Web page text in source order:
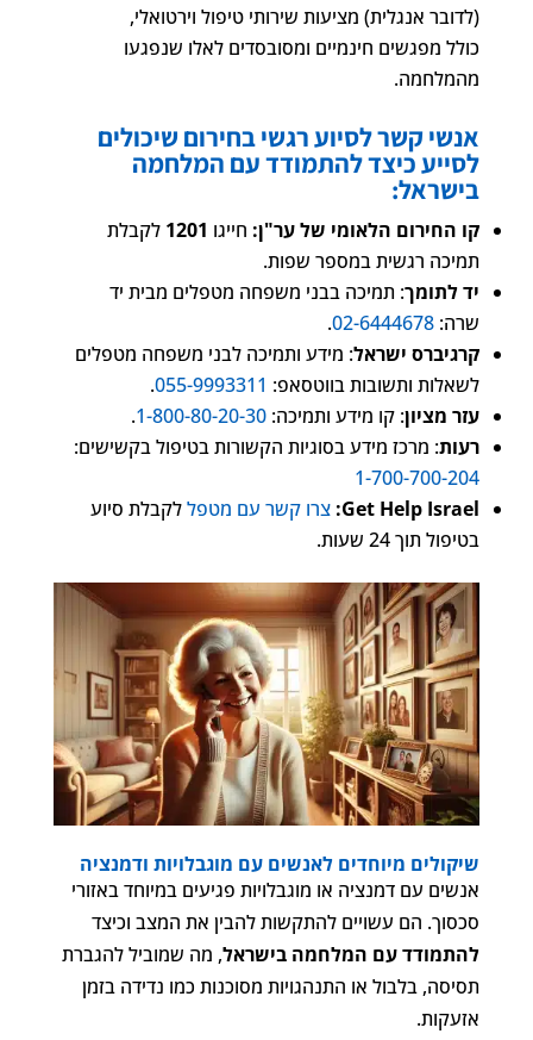
(לדובר אנגלית) מציעות שירותי טיפול וירטואלי,
כולל מפגשים חינמיים ומסובסדים לאלו שנפגעו
מהמלחמה.
אנשי קשר לסיוע רגשי בחירום שיכולים
לסייע כיצד להתמודד עם המלחמה
בישראל:
קו החירום הלאומי של ער"ן: חייגו 1201 לקבלת
תמיכה רגשית במספר שפות.
יד לתומך: תמיכה בבני משפחה מטפלים מבית יד
שרה: 02-6444678
.
קרגיברס ישראל: מידע ותמיכה לבני משפחה מטפלים
לשאלות ותשובות בווטסאפ: 055-9993311
.
עזר מציון: קו מידע ותמיכה: 1-800-80-20-30
.
רעות: מרכז מידע בסוגיות הקשורות בטיפול בקשישים:
1-700-700-204
Get Help Israel: צרו קשר עם מטפללקבלת סיוע
בטיפול תוך 24 שעות.
שיקולים מיוחדים לאנשים עם מוגבלויות ודמנציה
אנשים עם דמנציה או מוגבלויות פגיעים במיוחד באזורי
סכסוך. הם עשויים להתקשות להבין את המצב וכיצד
להתמודד עם המלחמה בישראל, מה שמוביל להגברת
תסיסה, בלבול או התנהגויות מסוכנות כמו נדידה בזמן
אזעקות.